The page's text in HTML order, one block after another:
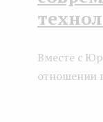
Вместе с
отношении